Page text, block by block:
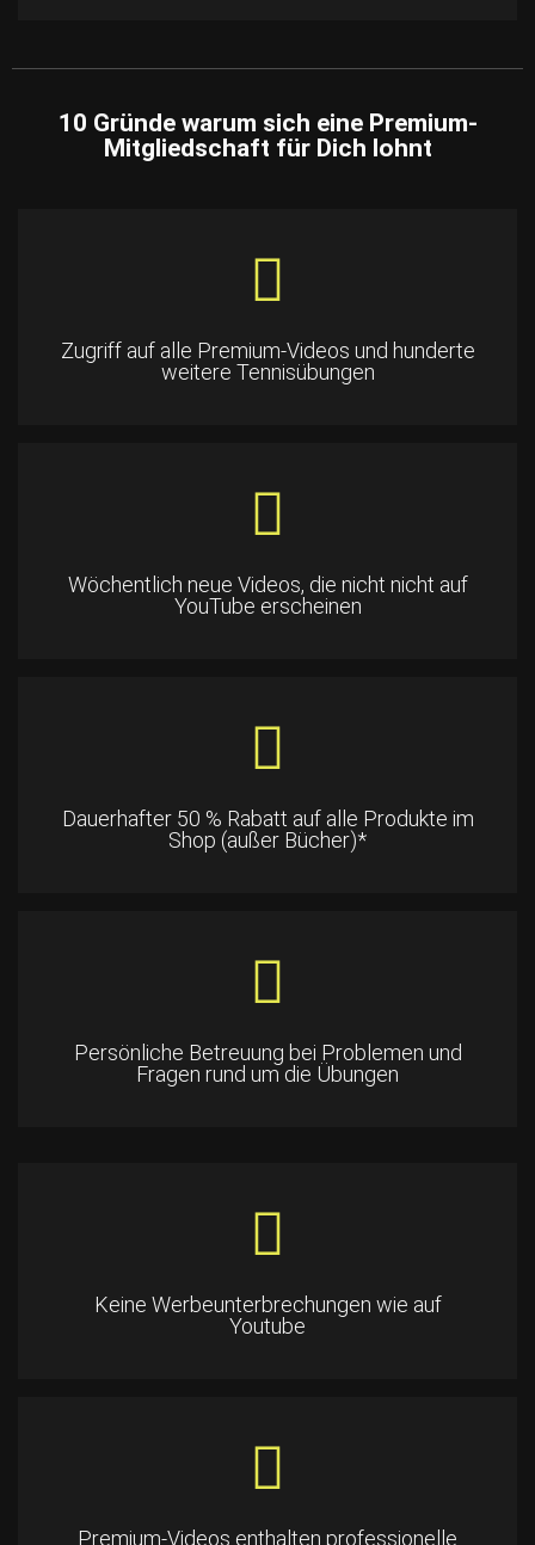
10 Gründewarum sich eine Premium-
Mitgliedschaft für Dich lohnt
Zugriff auf alle Premium-Videos und hunderte
weitere Tennisübungen
Wöchentlich neue Videos, die nicht nicht auf
YouTube erscheinen
Dauerhafter 50 % Rabatt auf alle Produkte im
Shop (außer Bücher)*
Persönliche Betreuung bei Problemen und
Fragen rund um die Übungen
Keine Werbeunterbrechungen wie auf
Youtube
Premium-Videos enthalten professionelle